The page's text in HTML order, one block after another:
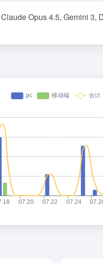
Opus 4.5, Gemini 3,